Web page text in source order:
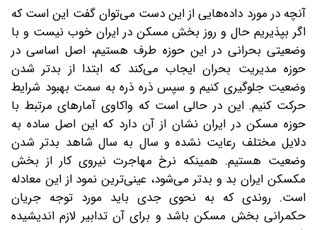
آنچه در مورد داده‌هایی از این دست می‌توان گفت این است که
اگر بپذیریم حال و روز بخش مسکن در ایران خوب نیست و با
وضعیتی بحرانی در این حوزه طرف هستیم، اصل اساسی در
حوزه مدیریت بحران ایجاب می‌کند که ابتدا از بدتر شدن
وضعیت جلوگیری کنیم و سپس ذره ذره به سمت بهبود شرایط
حرکت کنیم. این در حالی است که واکاوی آمار‌های مرتبط با
حوزه مسکن در ایران نشان از آن دارد که این اصل ساده به
دلایل مختلف رعایت نشده و سال به سال شاهد بدتر شدن
وضعیت هستیم. همینکه نرخ مهاجرت نیروی کار از بخش
مکسکن ایران بد و بدتر می‌شود، عینی‌ترین نمود از این معادله
است. روندی که به نحوی جدی باید مورد توجه جریان
حکمرانی بخش مسکن باشد و برای آن تدابیر لازم اندیشیده